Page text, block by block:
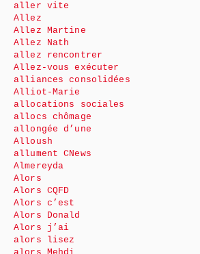
aller vite
Allez
Allez Martine
Allez Nath
allez rencontrer
Allez-vous exécuter
alliances consolidées
Alliot-Marie
allocations sociales
allocs chômage
allongée d’une
Alloush
allument CNews
Almereyda
Alors
Alors CQFD
Alors c’est
Alors Donald
Alors j’ai
alors lisez